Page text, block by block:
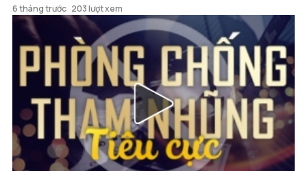
6 tháng trước 203 lượt xem